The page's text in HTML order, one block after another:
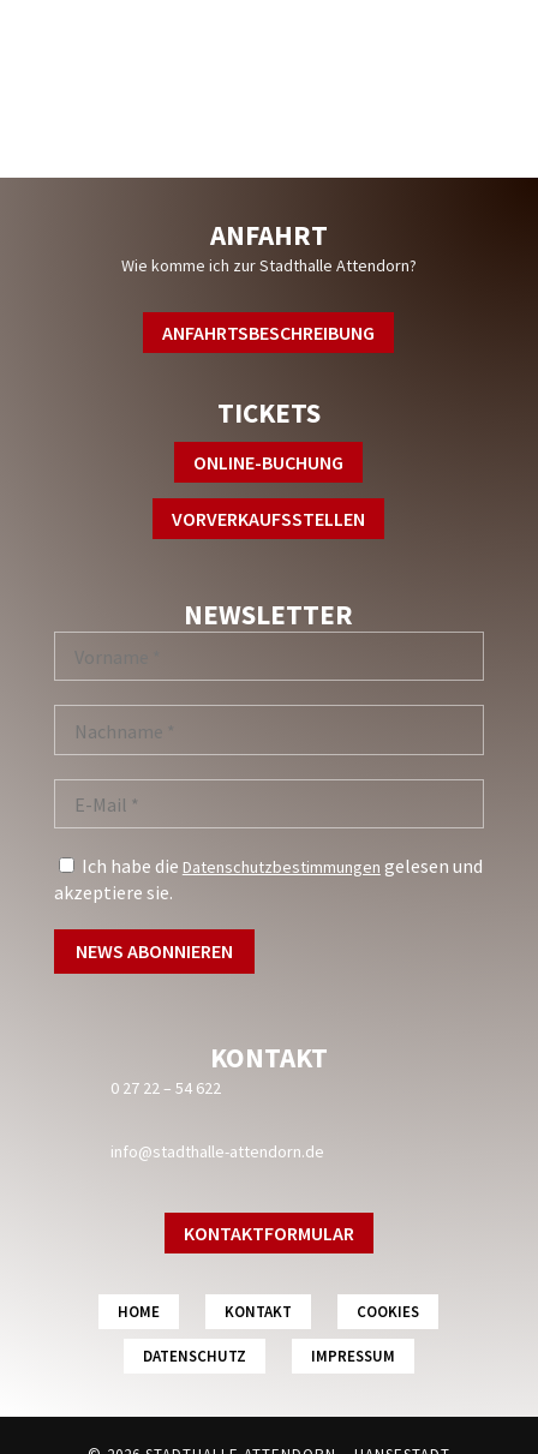
ANFAHRT
Wie komme ich zur Stadthalle Attendorn?
ANFAHRTSBESCHREIBUNG
TICKETS
ONLINE-BUCHUNG
VORVERKAUFSSTELLEN
NEWSLETTER
Ich habe die Datenschutzbestimmungen gelesen und
akzeptiere sie.
KONTAKT
0 27 22 – 54 622
info@stadthalle-attendorn.de
KONTAKTFORMULAR
HOME KONTAKT COOKIES
DATENSCHUTZ IMPRESSUM